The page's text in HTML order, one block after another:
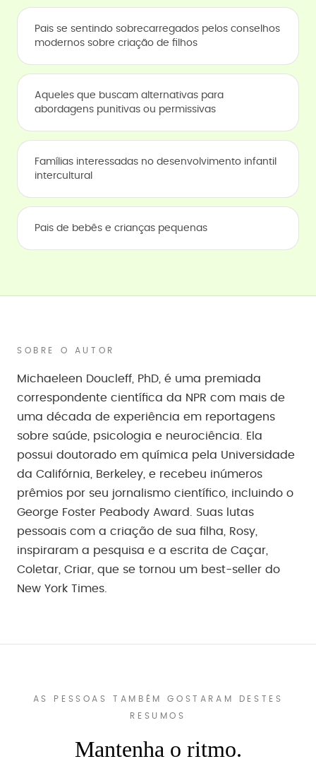
Pais se sentindo sobrecarregados pelos conselhos
modernos sobre criação de filhos
Aqueles que buscam alternativas para
abordagens punitivas ou permissivas
Famílias interessadas no desenvolvimento infantil
intercultural
Pais de bebês e crianças pequenas
SOBRE O AUTOR
Michaeleen Doucleff, PhD, é uma premiada
correspondente científica da NPR com mais de
uma década de experiência em reportagens
sobre saúde, psicologia e neurociência. Ela
possui doutorado em química pela Universidade
da Califórnia, Berkeley, e recebeu inúmeros
prêmios por seu jornalismo científico, incluindo o
George Foster Peabody Award. Suas lutas
pessoais com a criação de sua filha, Rosy,
inspiraram a pesquisa e a escrita de Caçar,
Coletar, Criar, que se tornou um best-seller do
New York Times.
AS PESSOAS TAMBÉM GOSTARAM DESTES
RESUMOS
Mantenha o ritmo.